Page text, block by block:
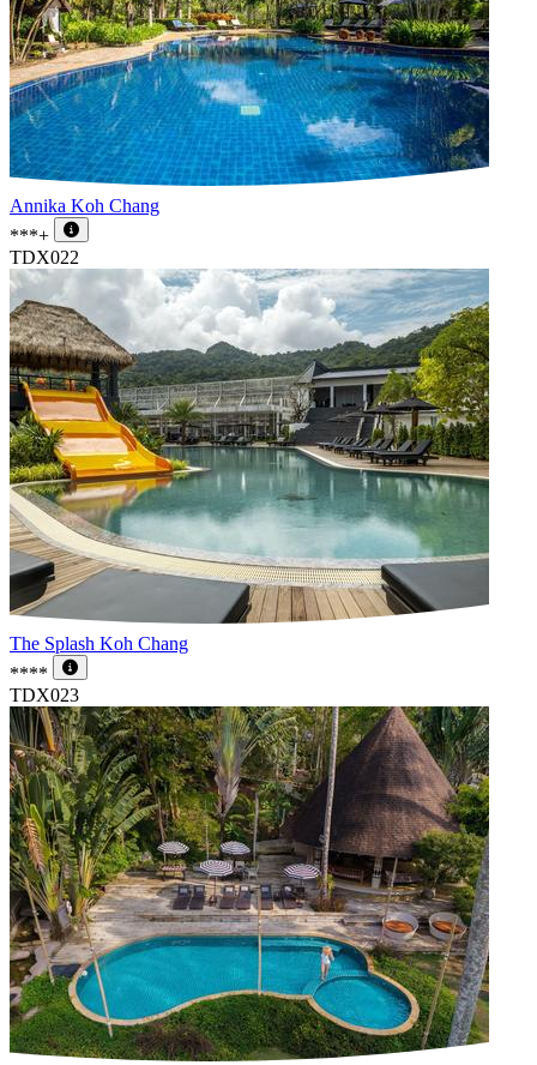
Annika Koh Chang
***+
TDX022
The Splash Koh Chang
****
TDX023